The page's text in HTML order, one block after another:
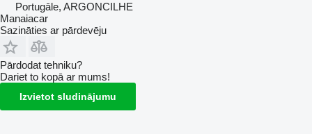
Portugāle, ARGONCILHE
Manaiacar
Sazināties ar pārdevēju
Pārdodat tehniku?
Dariet to kopā ar mums!
Izvietot sludinājumu